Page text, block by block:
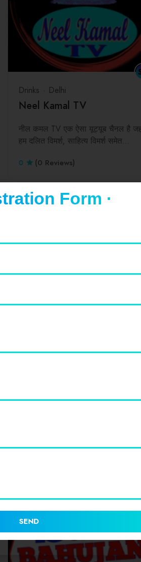
Drinks Delhi
Neel Kamal TV
नील कमल TV एक ऐसा यूट्यूब चैनल है
हम दलित विमर्श, साहित्य विमर्श समेत…
0
(0 Reviews)
Form ·
SEND